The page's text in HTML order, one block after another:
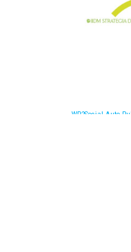
WP2Social Auto